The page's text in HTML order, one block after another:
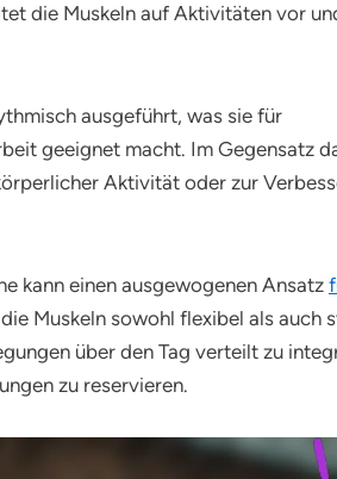
die Muskeln auf Aktivitäten vor
ausgeführt, was sie für
geeignet macht. Im Gegensatz
Aktivität oder zur
kann einen ausgewogenen Ansatz
Muskeln sowohl flexibel als auch
über den Tag verteilt zu
zu reservieren.